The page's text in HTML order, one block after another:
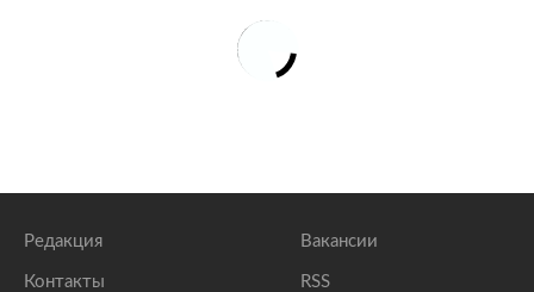
Редакция
Контакты
Вакансии
RSS